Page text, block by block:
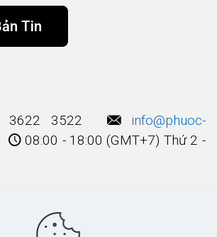
3622 3522
info@phuoc-
08:00 - 18:00 (GMT+7) Thứ 2 -